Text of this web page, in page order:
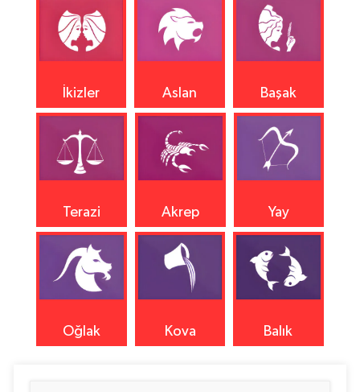
İkizler Aslan Başak
Terazi Akrep Yay
Oğlak Kova Balık